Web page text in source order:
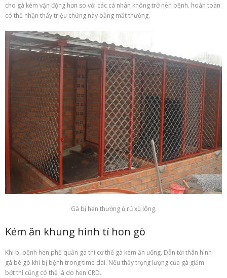
cho gà kém vận động hơn so với các cá nhân không trở nên bệnh. hoàn toàn
có thể nhận thấy triệu chứng này bằng mắt thường.
Gà bị hen thường ủ rủ xù lông.
Kém ăn khung hình tí hon gò
Khi bị bệnh hen phế quản gà thì cơ thể gà kém ăn uống. Dẫn tới thân hình
gà bé gò khi bị bệnh trong time dài. Nếu thấy trọng lượng của gà giảm
bớt thì cũng có thể là do hen CRD.